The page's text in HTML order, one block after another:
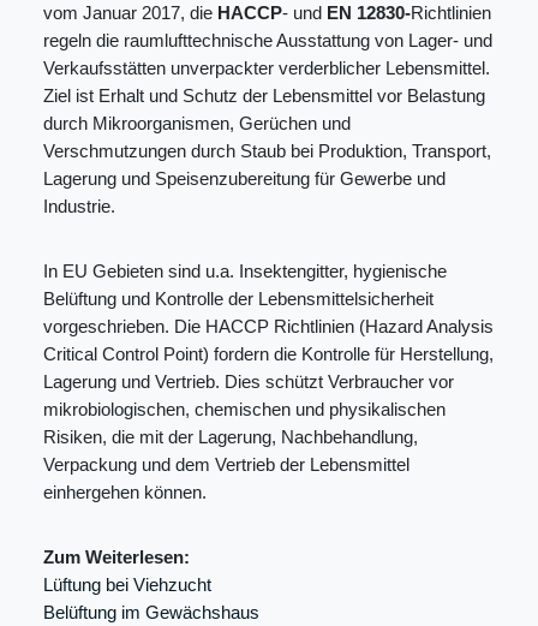
vom Januar 2017, die HACCP- und EN 12830-Richtlinien
regeln die raumlufttechnische Ausstattung von Lager- und
Verkaufsstätten unverpackter verderblicher Lebensmittel.
Ziel ist Erhalt und Schutz der Lebensmittel vor Belastung
durch Mikroorganismen, Gerüchen und
Verschmutzungen durch Staub bei Produktion, Transport,
Lagerung und Speisenzubereitung für Gewerbe und
Industrie.
In EU Gebieten sind u.a. Insektengitter, hygienische
Belüftung und Kontrolle der Lebensmittelsicherheit
vorgeschrieben. Die HACCP Richtlinien (Hazard Analysis
Critical Control Point) fordern die Kontrolle für Herstellung,
Lagerung und Vertrieb. Dies schützt Verbraucher vor
mikrobiologischen, chemischen und physikalischen
Risiken, die mit der Lagerung, Nachbehandlung,
Verpackung und dem Vertrieb der Lebensmittel
einhergehen können.
Zum Weiterlesen:
Lüftung bei Viehzucht
Belüftung im Gewächshaus